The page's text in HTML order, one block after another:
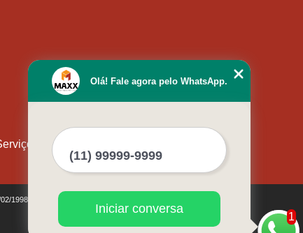
1998)
1
Olá! Fale agora pelo WhatsApp.
Iniciar conversa